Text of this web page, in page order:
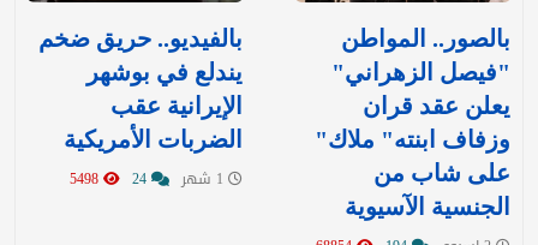
بالصور.. المواطن
"فيصل الزهراني"
يعلن عقد قران
وزفاف ابنته" ملاك"
على شاب من
الجنسية الآسيوية
بالفيديو.. حريق ضخم
يندلع في بوشهر
الإيرانية عقب
الضربات الأمريكية